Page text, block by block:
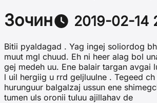
Зочин 2019-02-14
Bitii pyaldagad . Yag ingej soliordog
muut mgl chuud. Eh ni heer alag bol
gej medeh uu. Ene balair targan avgai
l uil hergiig u rrd geljluulne . Tegeed
hurunguur balgalzaj ussun ene
tumen uls oronii tuluu ajillahav de